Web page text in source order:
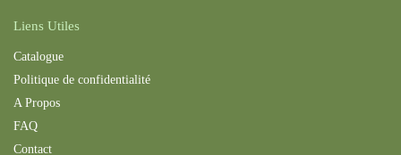
Liens Utiles
Catalogue
Politique de confidentialité
A Propos
FAQ
Contact